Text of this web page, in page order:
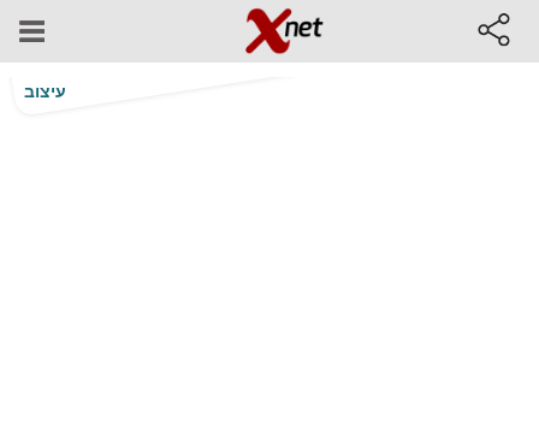
עיצוב